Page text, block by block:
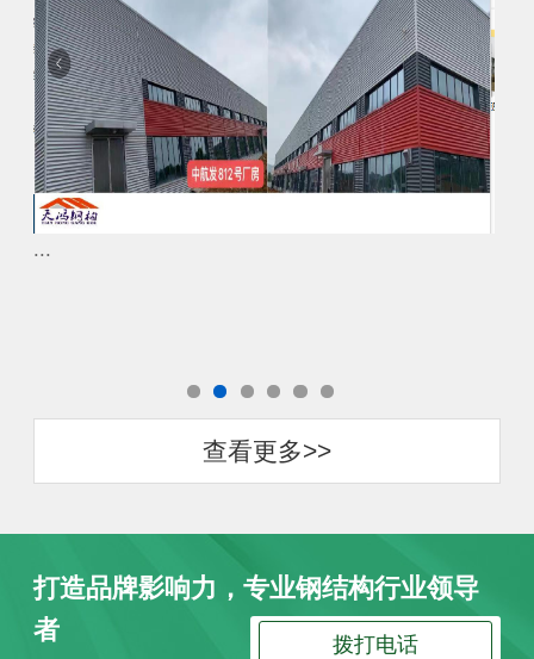
...
查看更多>>
打造品牌影响力，专业钢结构行业领导
者
拨打电话